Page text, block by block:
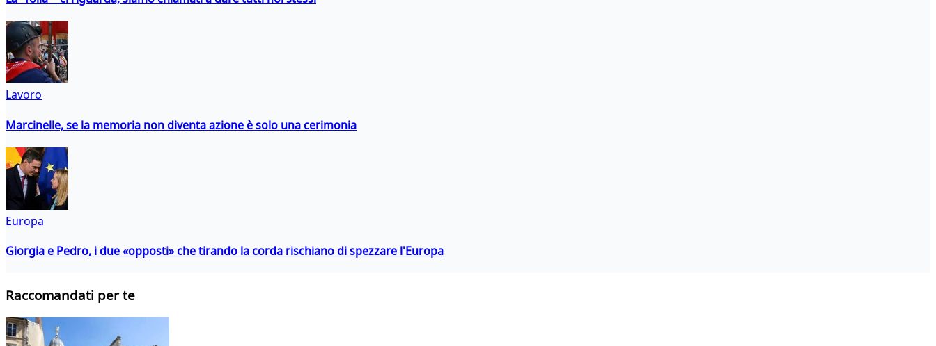
Lavoro
Marcinelle, se la memoria non diventa azione è solo una cerimonia
Europa
Giorgia e Pedro, i due «opposti» che tirando la corda rischiano di spezzare l'Europa
Raccomandati per te